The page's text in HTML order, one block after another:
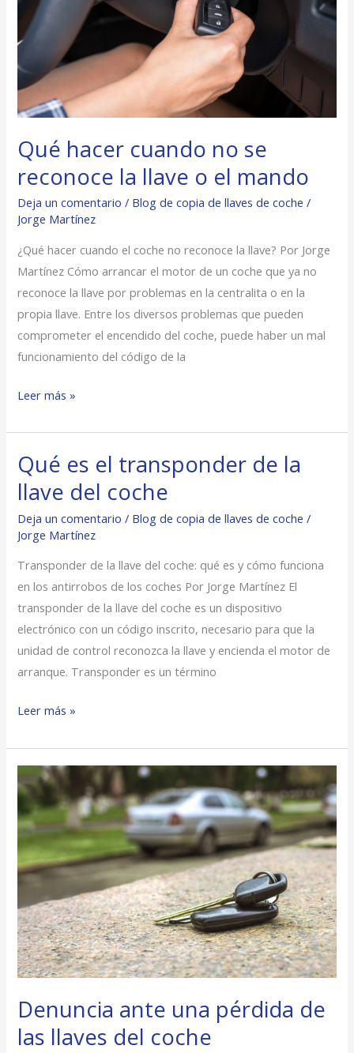
Qué hacer cuando no se
reconoce la llave o el mando
Deja un comentario / Blog de copia de llaves de coche /
Jorge Martínez
¿Qué hacer cuando el coche no reconoce la llave? Por Jorge
Martínez Cómo arrancar el motor de un coche que ya no
reconoce la llave por problemas en la centralita o en la
propia llave. Entre los diversos problemas que pueden
comprometer el encendido del coche, puede haber un mal
funcionamiento del código de la
se
reconoce
la
llave
o
el
Leer más »
Qué es el transponder de la
llave del coche
Deja un comentario / Blog de copia de llaves de coche /
Jorge Martínez
Transponder de la llave del coche: qué es y cómo funciona
en los antirrobos de los coches Por Jorge Martínez El
transponder de la llave del coche es un dispositivo
electrónico con un código inscrito, necesario para que la
unidad de control reconozca la llave y encienda el motor de
arranque. Transponder es un término
Qué
es
el
transponder
de
la
llave
del
coche
Leer más »
Denuncia ante una pérdida de
las llaves del coche
Denuncia
ante
una
pérdida
de
llaves
del
coche